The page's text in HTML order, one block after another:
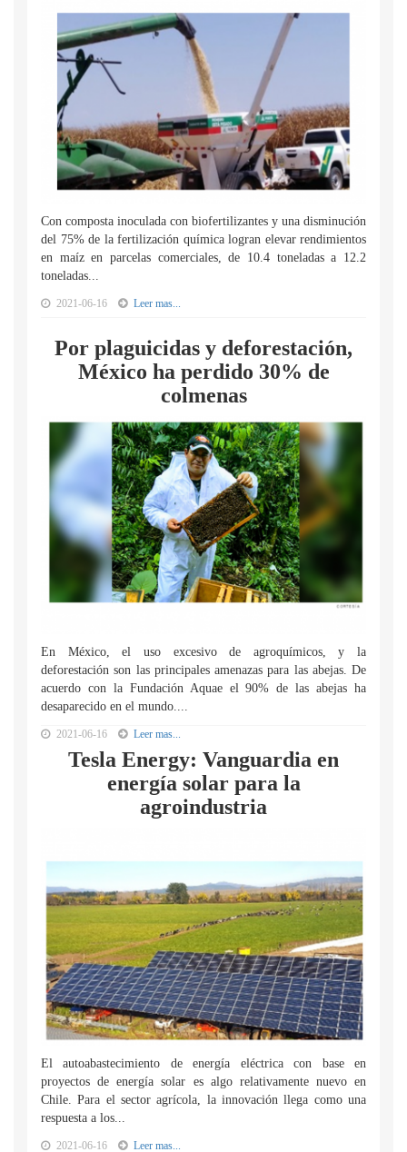
Con composta inoculada con biofertilizantes y una disminución
del 75% de la fertilización química logran elevar rendimientos
en maíz en parcelas comerciales, de 10.4 toneladas a 12.2
toneladas...
2021-06-16 Leer mas...
Por plaguicidas y deforestación,
México ha perdido 30% de
colmenas
En México, el uso excesivo de agroquímicos, y la
deforestación son las principales amenazas para las abejas. De
acuerdo con la Fundación Aquae el 90% de las abejas ha
desaparecido en el mundo....
2021-06-16 Leer mas...
Tesla Energy: Vanguardia en
energía solar para la
agroindustria
El autoabastecimiento de energía eléctrica con base en
proyectos de energía solar es algo relativamente nuevo en
Chile. Para el sector agrícola, la innovación llega como una
respuesta a los...
2021-06-16 Leer mas...